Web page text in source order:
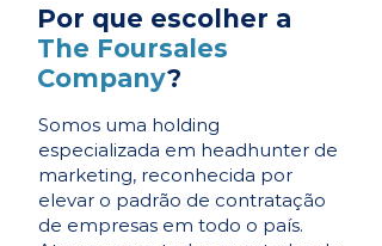
Por que escolher a
The Foursales
Company?
Somos uma holding
especializada em headhunter de
marketing, reconhecida por
elevar o padrão de contratação
de empresas em todo o país.